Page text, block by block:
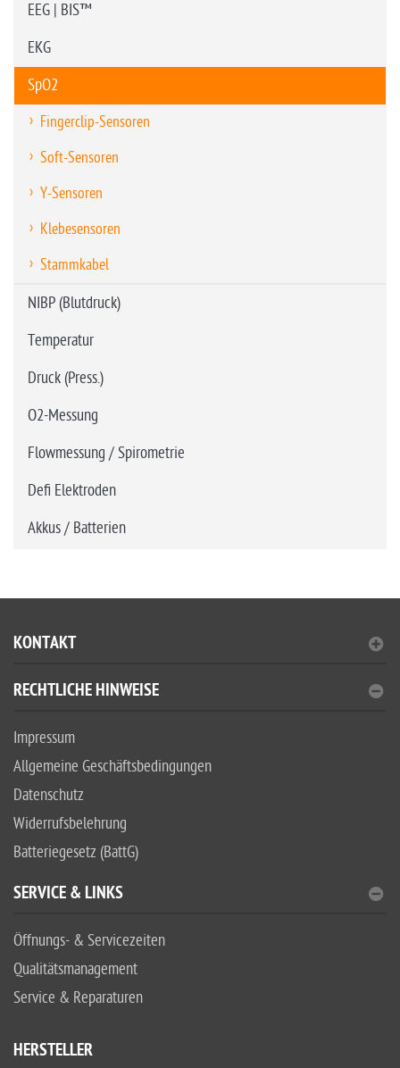
EEG | BIS™
EKG
SpO2
Fingerclip-Sensoren
Soft-Sensoren
Y-Sensoren
Klebesensoren
Stammkabel
NIBP (Blutdruck)
Temperatur
Druck (Press.)
O2-Messung
Flowmessung / Spirometrie
Defi Elektroden
Akkus / Batterien
KONTAKT
RECHTLICHE HINWEISE
Impressum
Allgemeine Geschäftsbedingungen
Datenschutz
Widerrufsbelehrung
Batteriegesetz (BattG)
SERVICE & LINKS
Öffnungs- & Servicezeiten
Qualitätsmanagement
Service & Reparaturen
HERSTELLER